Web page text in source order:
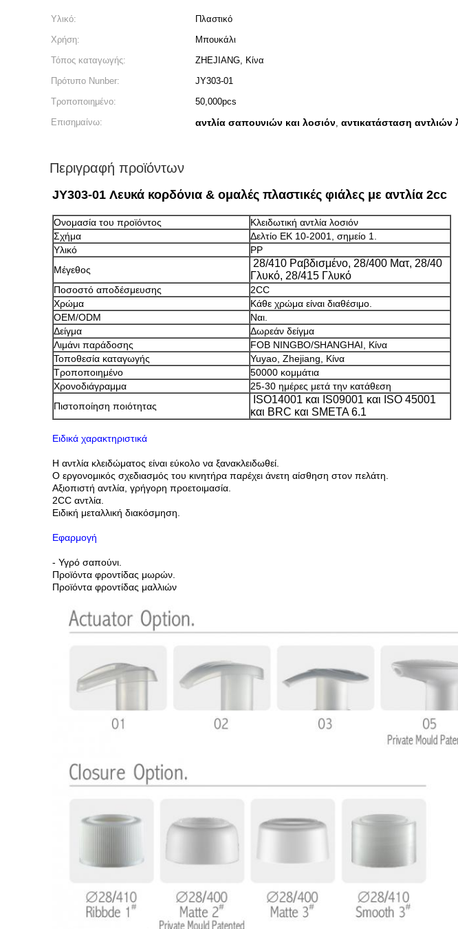
Υλικό: Πλαστικό
Χρήση:
Μπουκάλι
Τόπος καταγωγής:
ZHEJIANG, Κίνα
Πρότυπο Nunber:
JY303-01
Τροποποιημένο:
50,000pcs
Επισημαίνω:
αντλία σαπουνιών και λοσιόν, αντικατάσταση αντλιών
Περιγραφή προϊόντων
JY303-01 Λευκά κορδόνια & ομαλές πλαστικές φιάλες με αντλία 2cc
Ονομασία του προϊόντος
Κλειδωτική αντλία λοσιόν
Σχήμα
Δελτίο ΕΚ 10-2001, σημείο 1.
Υλικό
PP
Μέγεθος
28/410 Ραβδισμένο, 28/400 Ματ, 28/40
Γλυκό, 28/415 Γλυκό
Ποσοστό αποδέσμευσης
2CC
Χρώμα
Κάθε χρώμα είναι διαθέσιμο.
OEM/ODM
Ναι.
Δείγμα
Δωρεάν δείγμα
Λιμάνι παράδοσης
FOB NINGBO/SHANGHAI, Κίνα
Τοποθεσία καταγωγής
Yuyao, Zhejiang, Κίνα
Τροποποιημένο
50000 κομμάτια
Χρονοδιάγραμμα
25-30 ημέρες μετά την κατάθεση
Πιστοποίηση ποιότητας
ISO14001 και IS09001 και ISO 45001
και BRC και SMETA 6.1
Ειδικά χαρακτηριστικά
Η αντλία κλειδώματος είναι εύκολο να ξανακλειδωθεί.
Ο εργονομικός σχεδιασμός του κινητήρα παρέχει άνετη αίσθηση στον πελάτη.
Αξιοπιστή αντλία, γρήγορη προετοιμασία.
2CC αντλία.
Ειδική μεταλλική διακόσμηση.
Εφαρμογή
- Υγρό σαπούνι.
Προϊόντα φροντίδας μωρών.
Προϊόντα φροντίδας μαλλιών